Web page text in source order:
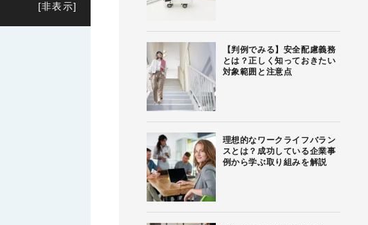
[非表示]
【判例でみる】安全配慮義務
とは？正しく知っておきたい
対象範囲と注意点
理想的なワークライフバラン
スとは？成功している企業事
例から学ぶ取り組みを解説